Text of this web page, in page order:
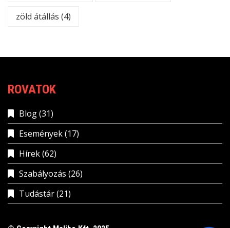
zöld átállás (4)
ROVATOK
Blog(31)
Események(17)
Hírek(62)
Szabályozás (26)
Tudástár(21)